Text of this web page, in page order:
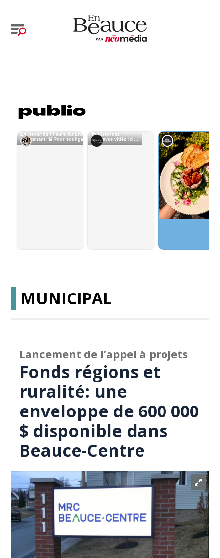
MUNICIPAL
Lancement de l’appel à projets
Fonds régions et
ruralité: une
enveloppe de 600 000
$ disponible dans
Beauce-Centre